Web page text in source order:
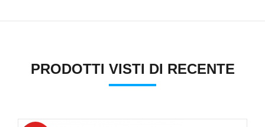
PRODOTTI VISTI DI RECENTE